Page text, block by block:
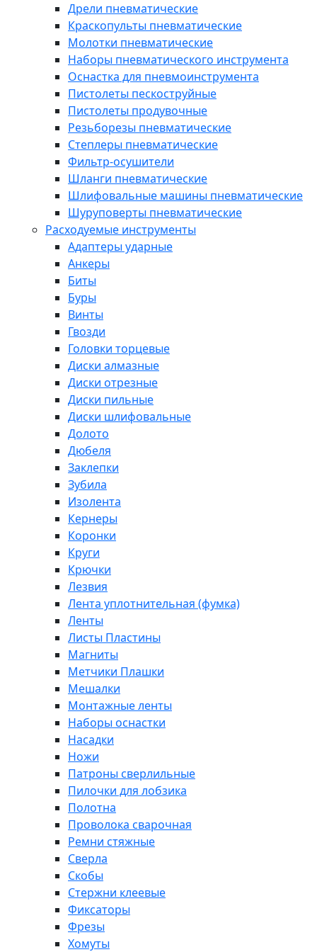
Дрели пневматические
Краскопульты пневматические
Молотки пневматические
Наборы пневматического инструмента
Оснастка для пневмоинструмента
Пистолеты пескоструйные
Пистолеты продувочные
Резьборезы пневматические
Степлеры пневматические
Фильтр-осушители
Шланги пневматические
Шлифовальные машины пневматические
Шуруповерты пневматические
Расходуемые инструменты
Адаптеры ударные
Анкеры
Биты
Буры
Винты
Гвозди
Головки торцевые
Диски алмазные
Диски отрезные
Диски пильные
Диски шлифовальные
Долото
Дюбеля
Заклепки
Зубила
Изолента
Кернеры
Коронки
Круги
Крючки
Лезвия
Лента уплотнительная (фумка)
Ленты
Листы Пластины
Магниты
Метчики Плашки
Мешалки
Монтажные ленты
Наборы оснастки
Насадки
Ножи
Патроны сверлильные
Пилочки для лобзика
Полотна
Проволока сварочная
Ремни стяжные
Сверла
Скобы
Стержни клеевые
Фиксаторы
Фрезы
Хомуты